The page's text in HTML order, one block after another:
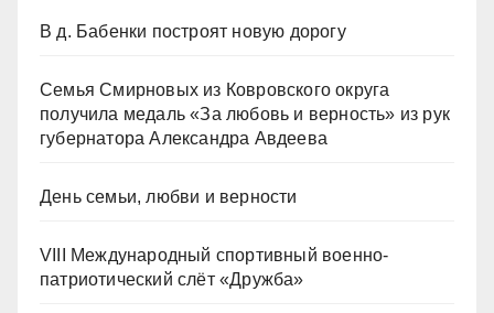
В д. Бабенки построят новую дорогу
Семья Смирновых из Ковровского округа
получила медаль «За любовь и верность» из рук
губернатора Александра Авдеева
День семьи, любви и верности
VIII Международный спортивный военно-
патриотический слёт «Дружба»